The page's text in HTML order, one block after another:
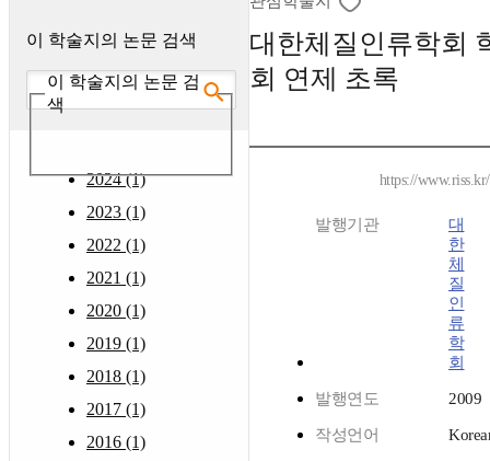
이 학술지의 논문 검색
이 학술지의 논문 검
색
2024 (1)
2023 (1)
2022 (1)
2021 (1)
2020 (1)
2019 (1)
2018 (1)
2017 (1)
2016 (1)
대한체질인류학회
회 연제 초록
https://
발행기관
대
한
체
질
인
류
학
회
발행연도 2009
작성언어